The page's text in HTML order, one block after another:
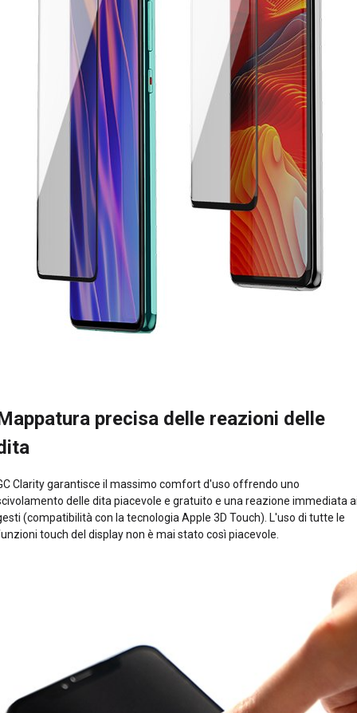
precisa delle reazioni delle
Clarity garantisce il massimo comfort d'uso offrendo uno
delle dita piacevole e gratuito e una reazione immediata
(compatibilità con la tecnologia Apple 3D Touch). L'uso di tutte le
touch del display non è mai stato così piacevole.